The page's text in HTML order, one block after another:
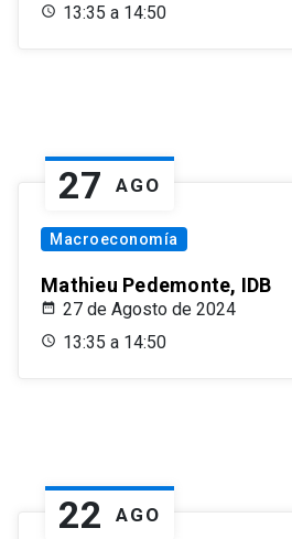
13:35 a 14:50
27 AGO
Macroeconomía
Mathieu Pedemonte, IDB
27 de Agosto de 2024
13:35 a 14:50
22 AGO